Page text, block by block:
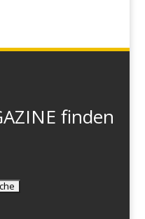
finden